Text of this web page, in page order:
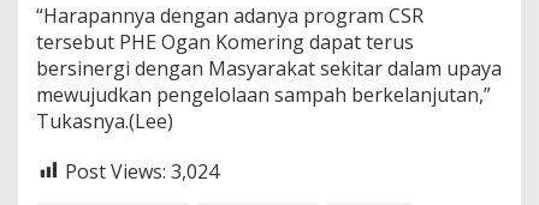
“Harapannya dengan adanya program CSR
tersebut PHE Ogan Komering dapat terus
bersinergi dengan Masyarakat sekitar dalam upaya
mewujudkan pengelolaan sampah berkelanjutan,”
Tukasnya.(Lee)
Post Views: 3,024